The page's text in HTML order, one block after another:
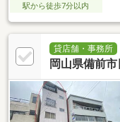
駅から徒歩7分以内
貸店舗・事務所
岡山県備前